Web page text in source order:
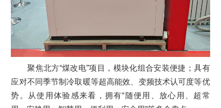
聚焦北方“煤改电”项目，模块化组合安装便捷；具有
应对不同季节制冷取暖等超高能效、变频技术认可度等优
势。从使用体验感来看，拥有“随便用、放心用、超常